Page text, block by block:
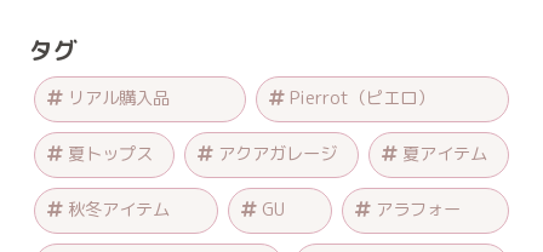
タグ
リアル購入品 Pierrot（ピエロ）
夏トップス アクアガレージ 夏アイテム
秋冬アイテム GU アラフォー